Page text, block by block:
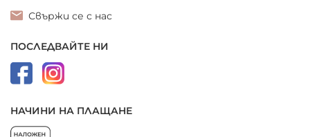
Свържи се с нас
ПОСЛЕДВАЙТЕ НИ
НАЧИНИ НА ПЛАЩАНЕ